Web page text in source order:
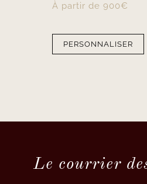
À partir de 900€
PERSONNALISER
Le courrier